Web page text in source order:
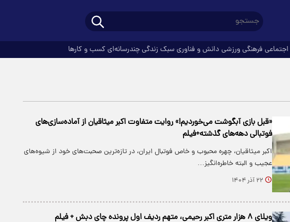
اجتماعی فرهنگیورزشی دانش و فناوری سبک زندگیچندرسانه‌ای کسب و کارها
«قبل بازی آبگوشت می‌خوردیم!» روایت متفاوت اکبر میثاقیان از آماده‌سازی‌های
فوتبالی دهه‌های گذشته+فیلم
اکبر میثاقیان، چهره محبوب و خاص فوتبال ایران، در تازه‌ترین صحبت‌های خود از شیوه‌های
عجیب و البته خاطره‌انگیز…
۲۲ آذر ۱۴۰۴
ویلای ۸ هزار متری اکبر رحیمی، متهم ردیف اول پرونده چای دبش + فیلم